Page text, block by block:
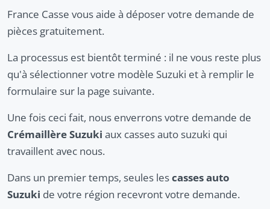
France Casse vous aide à déposer votre demande de
pièces gratuitement.
La processus est bientôt terminé : il ne vous reste plus
qu'à sélectionner votre modèle Suzuki et à remplir le
formulaire sur la page suivante.
Une fois ceci fait, nous enverrons votre demande de
Crémaillère Suzuki aux casses auto suzuki qui
travaillent avec nous.
Dans un premier temps, seules lescasses auto
Suzuki de votre région recevront votre demande.